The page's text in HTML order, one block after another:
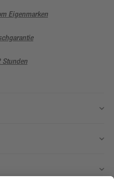
Eigenmarken